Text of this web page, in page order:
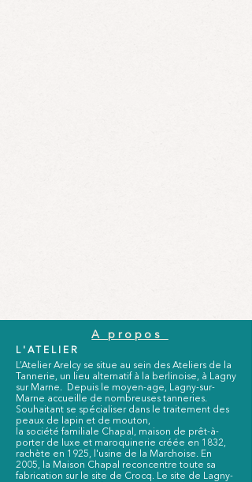
A propos
L'ATELIER
L’Atelier Arelcy se situe au sein des Ateliers de la
Tannerie, un lieu alternatif à la berlinoise, à Lagny
sur Marne. Depuis le moyen-age, Lagny-sur-
Marne accueille de nombreuses tanneries.
Souhaitant se spécialiser dans le traitement des
peaux de lapin et de mouton,
la société familiale Chapal, maison de prêt-à-
porter de luxe et maroquinerie créée en 1832,
rachète en 1925, l'usine de la Marchoise. En
2005, la Maison Chapal reconcentre toute sa
fabrication sur le site de Crocq. Le site de Lagny-